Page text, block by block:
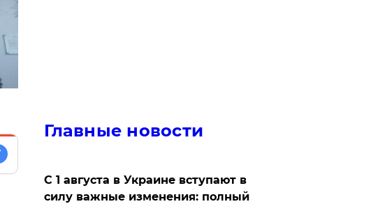
Главные новости
С 1 августа в Украине вступают в
силу важные изменения: полный